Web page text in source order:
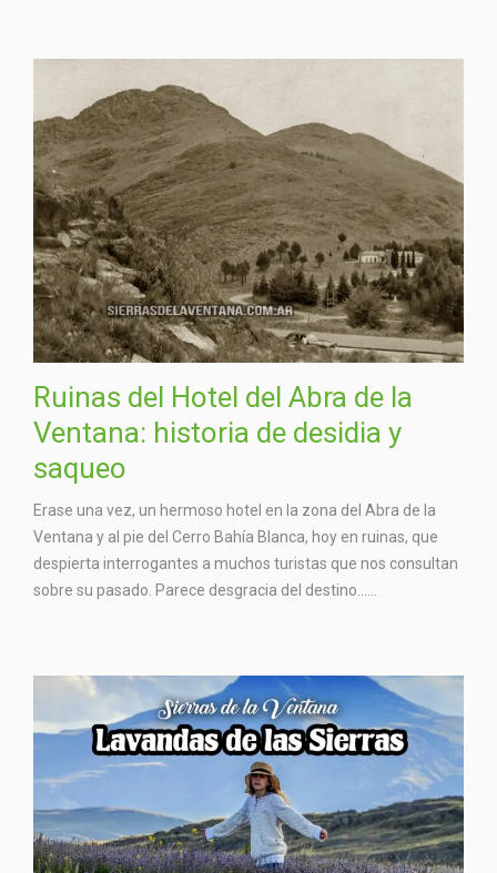
Ruinas del Hotel del Abra de la
Ventana: historia de desidia y
saqueo
Erase una vez, un hermoso hotel en la zona del Abra de la
Ventana y al pie del Cerro Bahía Blanca, hoy en ruinas, que
despierta interrogantes a muchos turistas que nos consultan
sobre su pasado. Parece desgracia del destino…...